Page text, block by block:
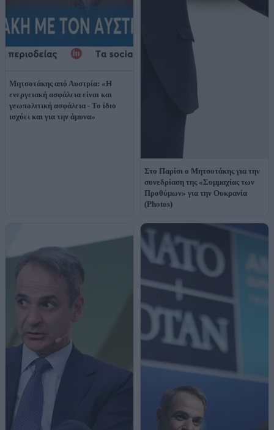
Μητσοτάκης από Αυστρία: «Η
ενεργειακή ασφάλεια είναι και
γεωπολιτική ασφάλεια - Το ίδιο
ισχύει και για την άμυνα»
Στο Παρίσι ο Μητσοτάκης για την
συνεδρίαση της «Συμμαχίας των
Προθύμων» για την Ουκρανία
(Photos)